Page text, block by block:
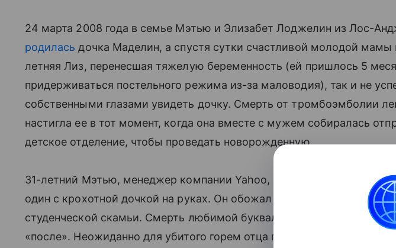
24 марта 2008 года в семье Мэтью и Элизабет Лоджелин из Лос-
родилась дочка Маделин, а спустя сутки счастливой молодой мамы
летняя Лиз, перенесшая тяжелую беременность (ей пришлось 5
придерживаться постельного режима из-за маловодия), так и не
собственными глазами увидеть дочку. Смерть от тромбоэмболии
настигла ее в тот момент, когда она вместе с мужем собиралась
детское отделение, чтобы проведать новорожденную.
31-летний Мэтью, менеджер компании Yahoo, живущий в Лос-
один с крохотной дочкой на руках. Он обожал свою жену, с которой
студенческой скамьи. Смерть любимой буквально разделила его
«после». Неожиданно для убитого горем отца помощь пришла от